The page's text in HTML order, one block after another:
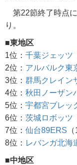
第22節終了時点
り。
■東地区
1位： 千葉ジェッツ
2位： アルバルク東
3位： 群馬クレイン
4位： 秋田ノーザン
5位： 宇都宮ブレッ
6位： 茨城ロボッツ
7位： 仙台89ERS
8位： レバンガ北海
■中地区